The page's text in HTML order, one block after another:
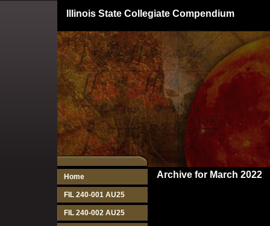
Illinois State Collegiate Compendium
Home
FIL 240-001 AU25
FIL 240-002 AU25
Archive for March 2022